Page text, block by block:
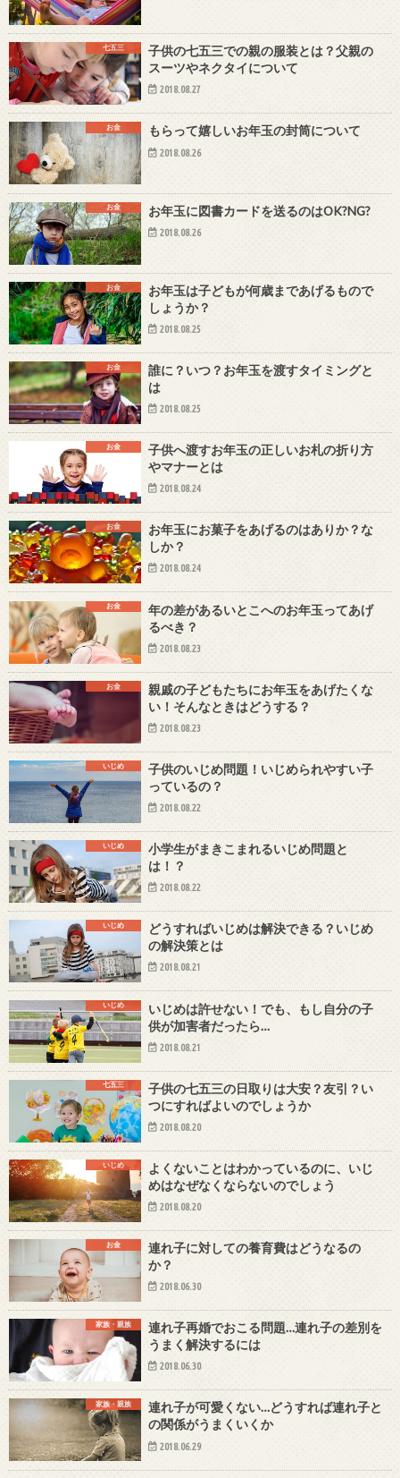
七五三
子供の七五三での親の服装とは？父親の
スーツやネクタイについて
2018.08.27
お金 もらって嬉しいお年玉の封筒について
2018.08.26
お金 お年玉に図書カードを送るのはOK?NG?
2018.08.26
お金
お年玉は子どもが何歳まであげるもので
しょうか？
2018.08.25
お金
誰に？いつ？お年玉を渡すタイミングと
は
2018.08.25
お金
子供へ渡すお年玉の正しいお札の折り方
やマナーとは
2018.08.24
お金
お年玉にお菓子をあげるのはありか？な
しか？
2018.08.24
お金
年の差があるいとこへのお年玉ってあげ
るべき？
2018.08.23
お金
親戚の子どもたちにお年玉をあげたくな
い！そんなときはどうする？
2018.08.23
いじめ
子供のいじめ問題！いじめられやすい子
っているの？
2018.08.22
いじめ
小学生がまきこまれるいじめ問題と
は！？
2018.08.22
いじめ
どうすればいじめは解決できる？いじめ
の解決策とは
2018.08.21
いじめ
いじめは許せない！でも、もし自分の子
供が加害者だったら…
2018.08.21
七五三
子供の七五三の日取りは大安？友引？い
つにすればよいのでしょうか
2018.08.20
いじめ
よくないことはわかっているのに、いじ
めはなぜなくならないのでしょう
2018.08.20
お金
連れ子に対しての養育費はどうなるの
か？
2018.06.30
家族・親族
連れ子再婚でおこる問題…連れ子の差別を
うまく解決するには
2018.06.30
家族・親族
連れ子が可愛くない…どうすれば連れ子と
の関係がうまくいくか
2018.06.29